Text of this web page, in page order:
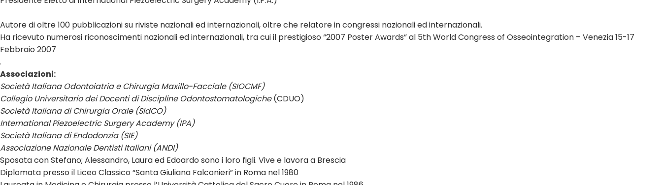
Autore di oltre 100 pubblicazioni su riviste nazionali ed internazionali, oltre che relatore in congressi nazionali ed internazionali.
Ha ricevuto numerosi riconoscimenti nazionali ed internazionali, tra cui il prestigioso “2007 Poster Awards” al 5th World Congress of Osseointegration – Venezia 15-17
Febbraio 2007
.
Associazioni:
Società Italiana Odontoiatria e Chirurgia Maxillo-Facciale (SIOCMF)
Collegio Universitario dei Docenti di Discipline Odontostomatologiche(CDUO)
Società Italiana di Chirurgia Orale (SIdCO)
International Piezoelectric Surgery Academy (IPA)
Società Italiana di Endodonzia (SIE)
Associazione Nazionale Dentisti Italiani (ANDI)
Sposata con Stefano; Alessandro, Laura ed Edoardo sono i loro figli. Vive e lavora a Brescia
Diplomata presso il Liceo Classico “Santa Giuliana Falconieri” in Roma nel 1980